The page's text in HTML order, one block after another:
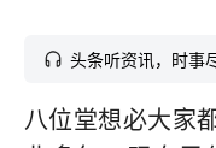
头条听资讯，时事
八位堂想必大家